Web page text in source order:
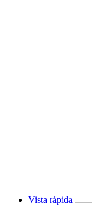
Vista rápida